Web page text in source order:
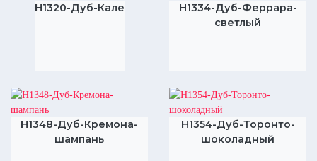
H1320-Дуб-Кале
H1334-Дуб-Феррара-
светлый
H1348-Дуб-Кремона-
шампань
H1354-Дуб-Торонто-
шоколадный